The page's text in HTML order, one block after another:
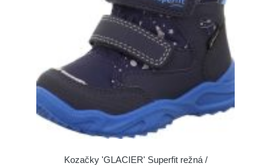
Kozačky 'GLACIER' Superfit režná /